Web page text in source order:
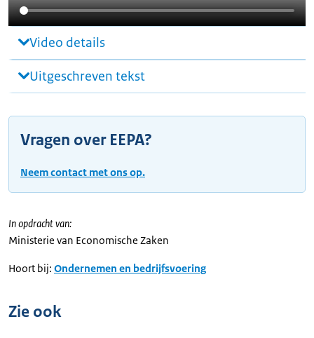
Video details
Uitgeschreven tekst
Vragen over EEPA?
Neem contact met ons op.
In opdracht van:
Ministerie van Economische Zaken
Hoort bij: Ondernemen en bedrijfsvoering
Zie ook